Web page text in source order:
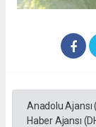
Anadolu Ajansı
Haber Ajansı